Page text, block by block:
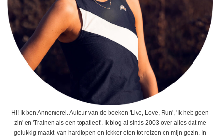
Hi! Ik ben Annemerel. Auteur van de boeken 'Live, Love, Run', 'Ik heb geen
zin' en 'Trainen als een topatleet'. Ik blog al sinds 2003 over alles dat me
gelukkig maakt, van hardlopen en lekker eten tot reizen en mijn gezin. In